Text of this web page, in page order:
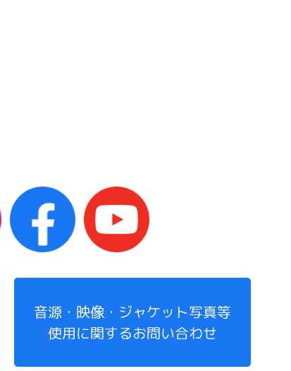
音源・映像・ジャケット写真等
使用に関するお問い合わせ